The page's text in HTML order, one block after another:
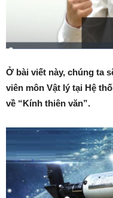
Ở bài viết này, chúng ta
viên môn Vật lý tại Hệ
về “Kính thiên văn”.